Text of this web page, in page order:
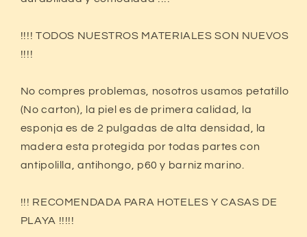
!!!! TODOS NUESTROS MATERIALES SON NUEVOS
!!!!
No compres problemas, nosotros usamos petatillo
(No carton), la piel es de primera calidad, la
esponja es de 2 pulgadas de alta densidad, la
madera esta protegida por todas partes con
antipolilla, antihongo, p60 y barniz marino.
!!! RECOMENDADA PARA HOTELES Y CASAS DE
PLAYA !!!!!
2 la cantidad de mesesy confirma.
Crédito sujeto a aprobación.
¿Tienes dudas? Consulta nuestraAyuda.